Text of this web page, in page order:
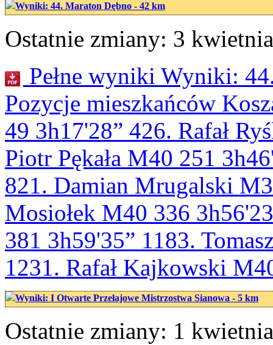
Wyniki: 44. Maraton Dębno - 42 km
Ostatnie zmiany: 3
Pełne wyniki Wyniki:
Pozycje mieszkańców
49 3h17'28” 426. Rafał
Piotr Pękała M40 251
821. Damian Mrugalski
Mosiołek M40 336
381 3h59'35” 1183.
1231. Rafał Kajkowski
Wyniki: I Otwarte Przełajowe Mistrzostwa Sianowa - 5 km
Ostatnie zmiany: 1